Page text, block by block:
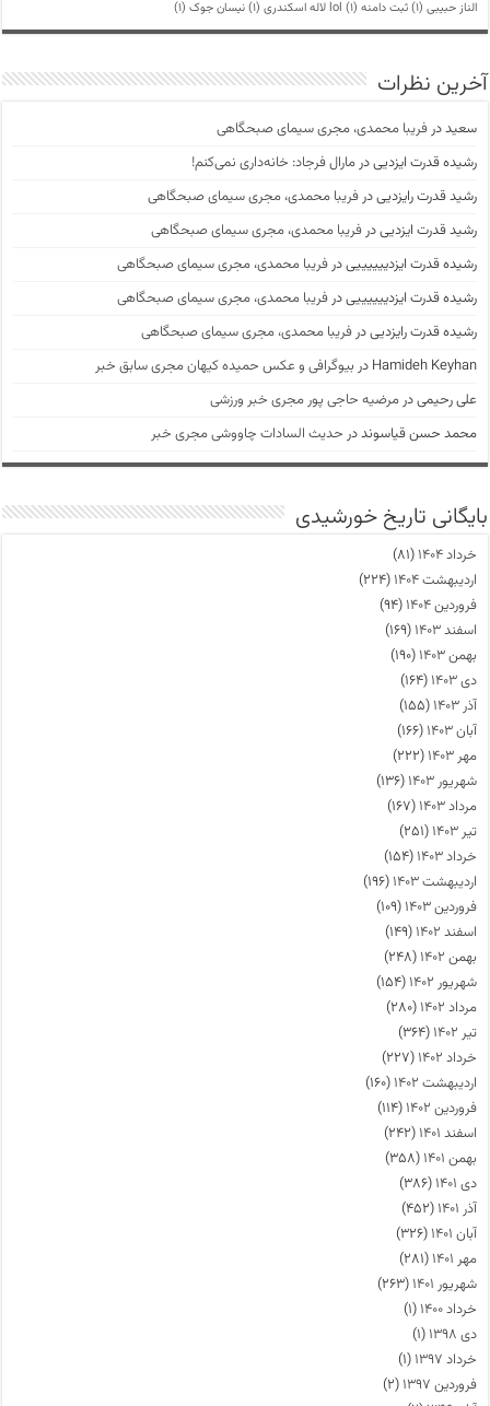
الناز حبیبی (1) ثبت دامنه lol (1) لاله اسکندری (1) نیسان جوک (1)
آخرین نظرات
سعیددرفریبا محمدی، مجری سیمای صبحگاهی
رشیده قدرت ایزدییدرمارال فرجاد: خانه‌داری نمی‌کنم!
رشید قدرت رایزدییدرفریبا محمدی، مجری سیمای صبحگاهی
رشید قدرت ایزدییدرفریبا محمدی، مجری سیمای صبحگاهی
رشیده قدرت ایزدیییییییدرفریبا محمدی، مجری سیمای صبحگاهی
رشیده قدرت ایزدیییییییدرفریبا محمدی، مجری سیمای صبحگاهی
رشیده قدرت رایزدییدرفریبا محمدی، مجری سیمای صبحگاهی
Hamideh Keyhan در بیوگرافی و عکس حمیده کیهان مجری سابق خبر
علی رحیمیدرمرضیه حاجی پور مجری خبر ورزشی
محمد حسن قیاسونددر حدیث السادات چاووشی مجری خبر
بایگانی تاریخ خورشیدی
خرداد ۱۴۰۴
(۸۱)
اردیبهشت ۱۴۰۴
(۲۲۴)
فروردین ۱۴۰۴
(۹۴)
اسفند ۱۴۰۳
(۱۶۹)
بهمن ۱۴۰۳
(۱۹۰)
دی ۱۴۰۳
(۱۶۴)
آذر ۱۴۰۳
(۱۵۵)
آبان ۱۴۰۳
(۱۶۶)
مهر ۱۴۰۳
(۲۲۲)
شهریور ۱۴۰۳
(۱۳۶)
مرداد ۱۴۰۳
(۱۶۷)
تیر ۱۴۰۳
(۲۵۱)
خرداد ۱۴۰۳
(۱۵۴)
اردیبهشت ۱۴۰۳
(۱۹۶)
فروردین ۱۴۰۳
(۱۰۹)
اسفند ۱۴۰۲
(۱۴۹)
بهمن ۱۴۰۲
(۲۴۸)
شهریور ۱۴۰۲
(۱۵۴)
مرداد ۱۴۰۲
(۲۸۰)
تیر ۱۴۰۲
(۳۶۴)
خرداد ۱۴۰۲
(۲۲۷)
اردیبهشت ۱۴۰۲
(۱۶۰)
فروردین ۱۴۰۲
(۱۱۴)
اسفند ۱۴۰۱
(۲۴۲)
بهمن ۱۴۰۱
(۳۵۸)
دی ۱۴۰۱
(۳۸۶)
آذر ۱۴۰۱
(۴۵۲)
آبان ۱۴۰۱
(۳۲۶)
مهر ۱۴۰۱
(۲۸۱)
شهریور ۱۴۰۱
(۲۶۳)
خرداد ۱۴۰۰
(۱)
دی ۱۳۹۸
(۱)
خرداد ۱۳۹۷
(۱)
فروردین ۱۳۹۷
(۲)